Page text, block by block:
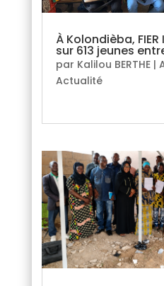
À Kolondièba,
sur 613 jeunes
par Kalilou BERTHE|
Actualité